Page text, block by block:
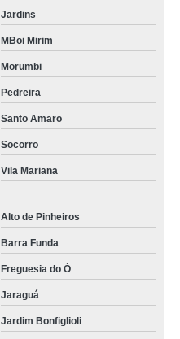
Jardins
MBoi Mirim
Morumbi
Pedreira
Santo Amaro
Socorro
Vila Mariana
Alto de Pinheiros
Barra Funda
Freguesia do Ó
Jaraguá
Jardim Bonfiglioli